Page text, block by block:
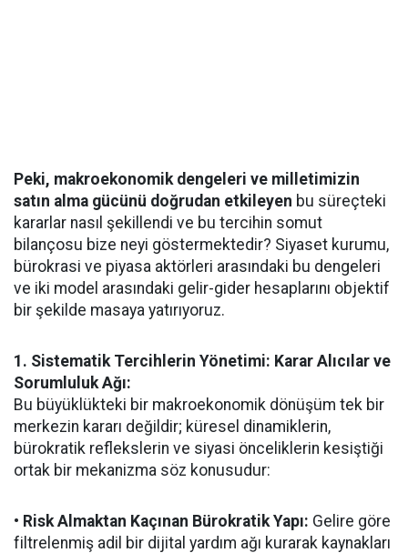
Peki, makroekonomik dengeleri ve milletimizin
satın alma gücünü doğrudan etkileyen bu süreçteki
kararlar nasıl şekillendi ve bu tercihin somut
bilançosu bize neyi göstermektedir? Siyaset kurumu,
bürokrasi ve piyasa aktörleri arasındaki bu dengeleri
ve iki model arasındaki gelir-gider hesaplarını objektif
bir şekilde masaya yatırıyoruz.
1. Sistematik Tercihlerin Yönetimi: Karar Alıcılar ve
Sorumluluk Ağı:
Bu büyüklükteki bir makroekonomik dönüşüm tek bir
merkezin kararı değildir; küresel dinamiklerin,
bürokratik reflekslerin ve siyasi önceliklerin kesiştiği
ortak bir mekanizma söz konusudur:
• Risk Almaktan Kaçınan Bürokratik Yapı: Gelire göre
filtrelenmiş adil bir dijital yardım ağı kurarak kaynakları